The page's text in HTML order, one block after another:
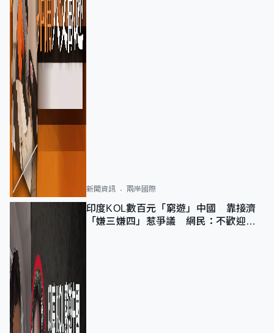
新聞資訊 兩岸國際
印度KOL數百元「窮遊」中國 靠接濟
「嫌三嫌四」惹爭議 網民：不歡迎劣